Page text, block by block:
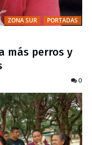
ZONA SUR PORTADAS
más perros y
0